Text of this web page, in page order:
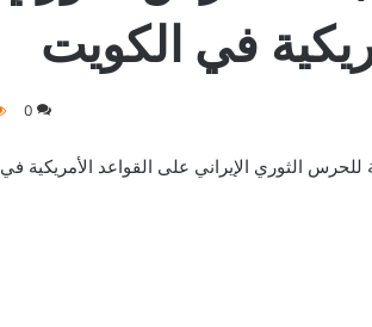
في الكويت
0
“شاهد 136” المسيرة التابعة للحرس الثوري الإيراني على القواعد الأمريكية في